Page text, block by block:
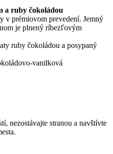
a ruby čokoládou
v prémiovom prevedení. Jemný
je plnený ríbezľovým
ruby čokoládou a posypaný
vanilková
nezostávajte stranou a navštívte